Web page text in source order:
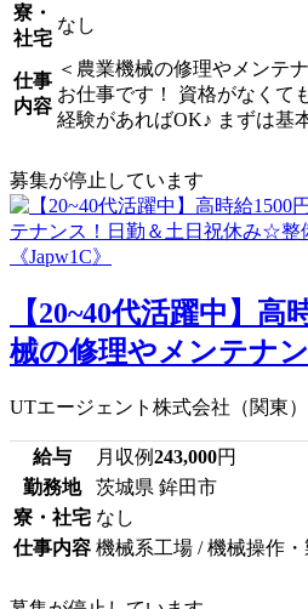
寮・
社宅
なし
仕事
内容
＜農業機械の修理やメンテ
お仕事です！ 資格がなくて
経験があればOK♪ まずは基
募集が停止しています
【20~40代活躍中】高
械の修理やメンテナ
UTエージェント株式会社（関東）
給与 月収例243,000円
勤務地
茨城県 鉾田市
寮・社宅 なし
仕事内容 機械系工場 / 機械操作